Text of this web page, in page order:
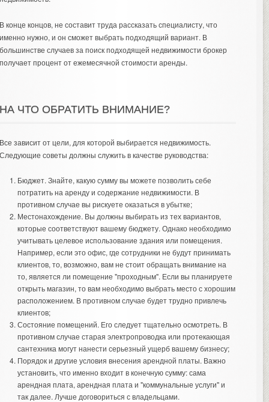
конце концов, не составит труда рассказать специалисту, что
нужно, и он сможет выбрать подходящий вариант. В
случаев за поиск подходящей недвижимости брокер
процент от ежемесячной стоимости аренды.
ЧТО ОБРАТИТЬ ВНИМАНИЕ?
зависит от цели, для которой выбирается недвижимость.
советы должны служить в качестве руководства:
Бюджет. Знайте, какую сумму вы можете позволить себе
потратить на аренду и содержание недвижимости. В
противном случае вы рискуете оказаться в убытке;
Местонахождение. Вы должны выбирать из тех вариантов,
которые соответствуют вашему бюджету. Однако необходимо
учитывать целевое использование здания или помещения.
Например, если это офис, где сотрудники не будут принимать
клиентов, то, возможно, вам не стоит обращать внимание на
то, является ли помещение "проходным". Если вы планируете
открыть магазин, то вам необходимо выбрать место с хорошим
расположением. В противном случае будет трудно привлечь
клиентов;
Состояние помещений. Его следует тщательно осмотреть. В
противном случае старая электропроводка или протекающая
сантехника могут нанести серьезный ущерб вашему бизнесу;
Порядок и другие условия внесения арендной платы. Важно
установить, что именно входит в конечную сумму: сама
арендная плата, арендная плата и "коммунальные услуги" и
так далее. Лучше договориться с владельцами.